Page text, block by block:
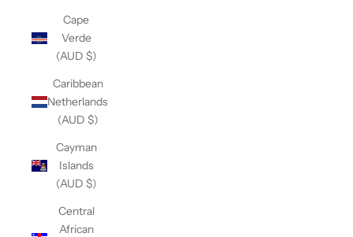
Cape
Verde
(AUD $)
Caribbean
Netherlands
(AUD $)
Cayman
Islands
(AUD $)
Central
African